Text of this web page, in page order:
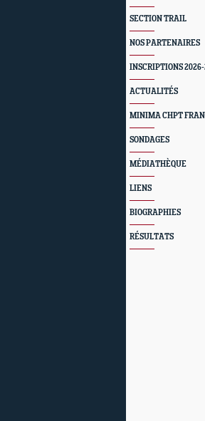
SECTION TRAIL
NOS PARTENAIRES
INSCRIPTIONS
ACTUALITÉS
MINIMA CHPT
SONDAGES
MÉDIATHÈQUE
LIENS
BIOGRAPHIES
RÉSULTATS